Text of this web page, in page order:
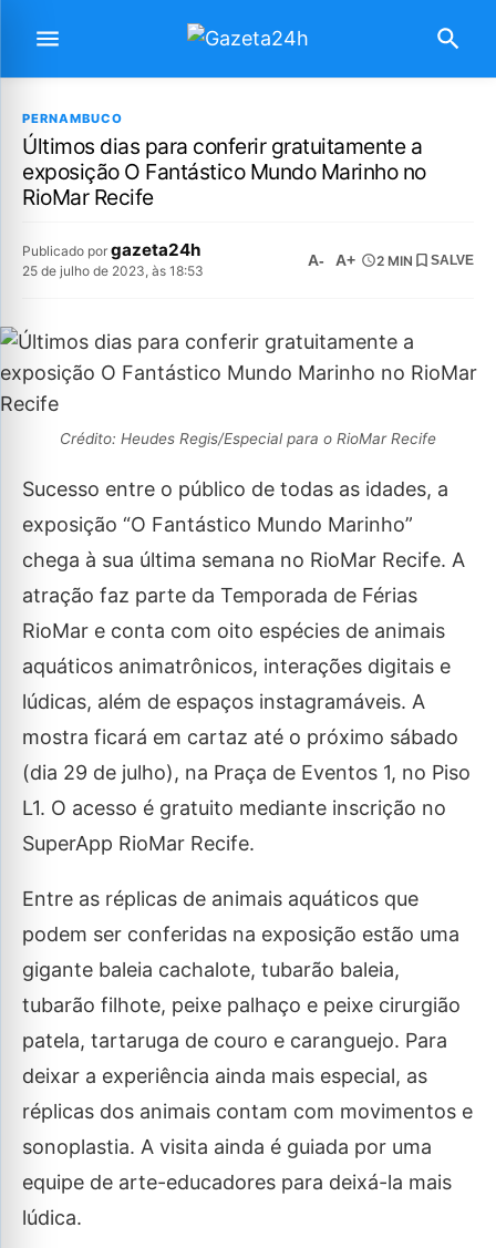
PERNAMBUCO
Últimos dias para conferir gratuitamente a
exposição O Fantástico Mundo Marinho no
RioMar Recife
Publicado por gazeta24h
25 de julho de 2023, às 18:53
A- A+ 2 MIN SALVE
Crédito: Heudes Regis/Especial para o RioMar Recife
Sucesso entre o público de todas as idades, a
exposição “O Fantástico Mundo Marinho”
chega à sua última semana no RioMar Recife. A
atração faz parte da Temporada de Férias
RioMar e conta com oito espécies de animais
aquáticos animatrônicos, interações digitais e
lúdicas, além de espaços instagramáveis. A
mostra ficará em cartaz até o próximo sábado
(dia 29 de julho), na Praça de Eventos 1, no Piso
L1. O acesso é gratuito mediante inscrição no
SuperApp RioMar Recife.
Entre as réplicas de animais aquáticos que
podem ser conferidas na exposição estão uma
gigante baleia cachalote, tubarão baleia,
tubarão filhote, peixe palhaço e peixe cirurgião
patela, tartaruga de couro e caranguejo. Para
deixar a experiência ainda mais especial, as
réplicas dos animais contam com movimentos e
sonoplastia. A visita ainda é guiada por uma
equipe de arte-educadores para deixá-la mais
lúdica.